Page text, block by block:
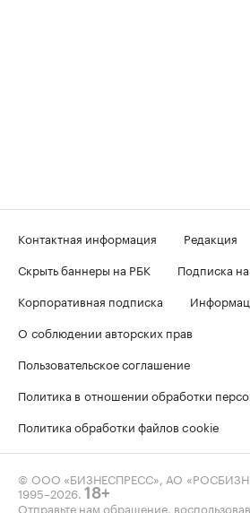
Контактная информация
Редакция
Скрыть баннеры на РБК
Подписка
Корпоративная подписка
О соблюдении авторских прав
Пользовательское соглашение
Политика в отношении обработки
Политика обработки файлов cookie
© ООО «БИЗНЕСПРЕСС», АО
1995–2026. 18+
Отправьте нам обращение,